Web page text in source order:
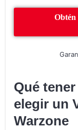
Obtén
Qué
elegir un
Warzone